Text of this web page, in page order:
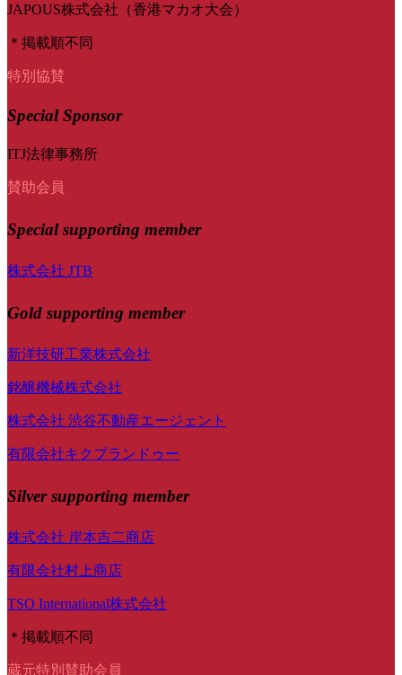
JAPOUS株式会社（香港マカオ大会）
＊掲載順不同
特別協賛
Special Sponsor
ITJ法律事務所
賛助会員
Specialsupporting member
株式会社 JTB
Gold supporting member
新洋技研工業株式会社
銘醸機械株式会社
株式会社 渋谷不動産エージェント
有限会社キクプランドゥー
Silver supporting member
株式会社 岸本吉二商店
有限会社村上商店
TSO International株式会社
＊掲載順不同
蔵元特別賛助会員